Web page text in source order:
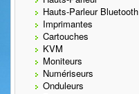
Hauts-Parleur Bluetooth
Imprimantes
Cartouches
KVM
Moniteurs
Numériseurs
Onduleurs